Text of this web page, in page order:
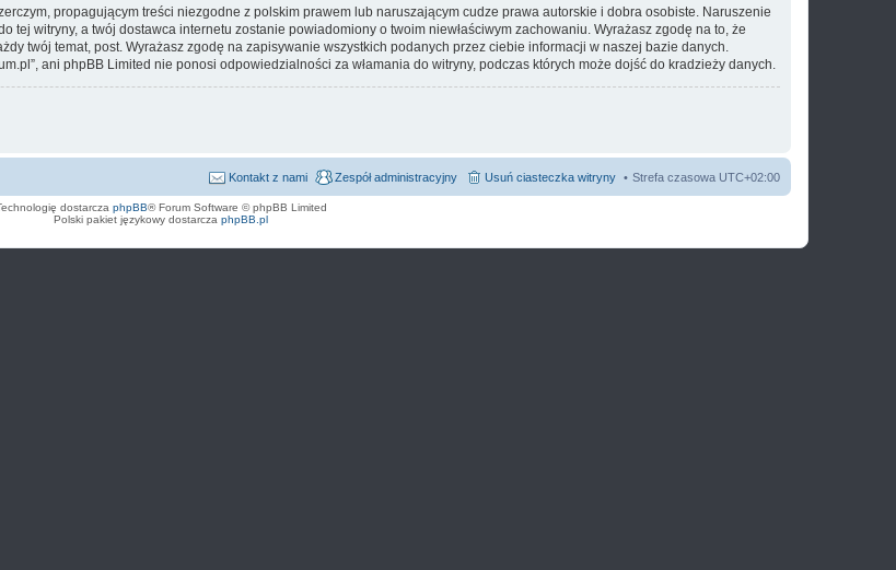
propagującym treści niezgodne z polskim prawem lub naruszającym cudze prawa autorskie i dobra osobiste. Naruszenie
tej witryny, a twój dostawca internetu zostanie powiadomiony o twoim niewłaściwym zachowaniu. Wyrażasz zgodę na to, że
twój temat, post. Wyrażasz zgodę na zapisywanie wszystkich podanych przez ciebie informacji w naszej bazie danych.
ani phpBB Limited nie ponosi odpowiedzialności za włamania do witryny, podczas których może dojść do kradzieży danych.
Strefa czasowa UTC+02:00
Usuń ciasteczka witryny
Zespół administracyjny
Kontakt z nami
dostarcza phpBB® Forum Software © phpBB Limited
Polski pakiet językowy dostarcza phpBB.pl